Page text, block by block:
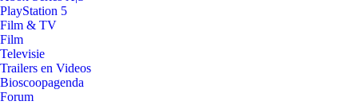
PlayStation 5
Film & TV
Film
Televisie
Trailers en Videos
Bioscoopagenda
Forum